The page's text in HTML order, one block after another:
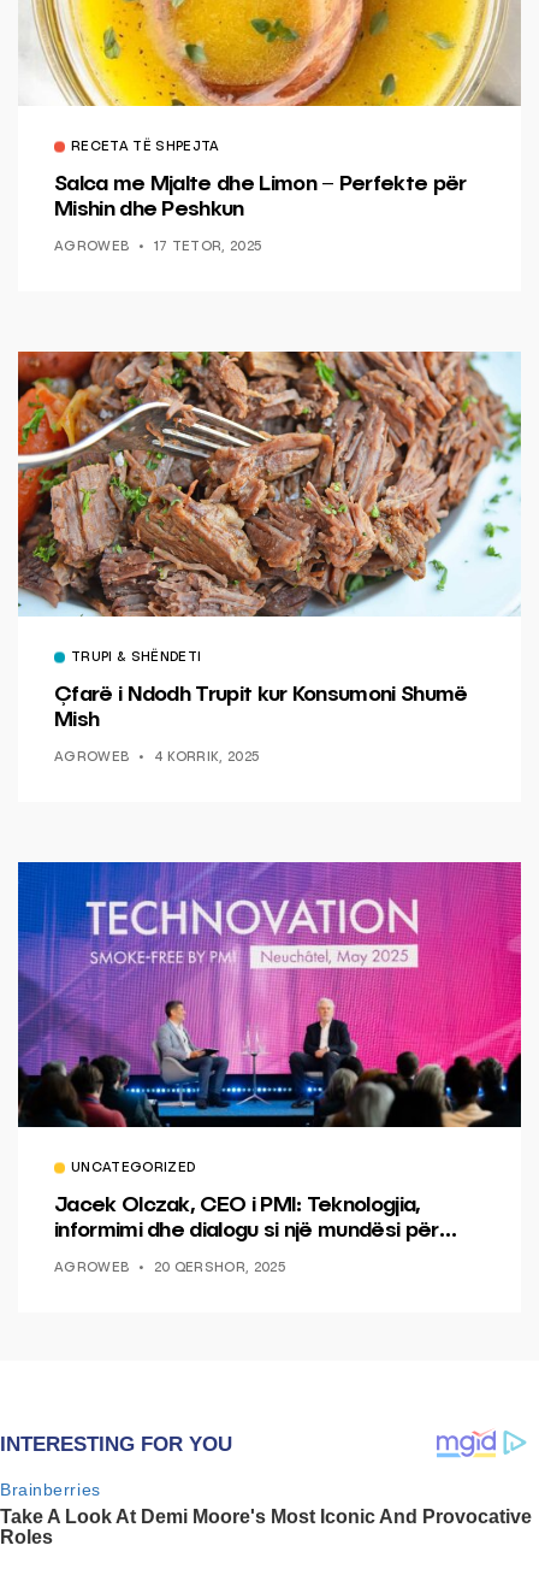
RECETA TË SHPEJTA
Salca me Mjalte dhe Limon – Perfekte për
Mishin dhe Peshkun
AGROWEB 17 TETOR, 2025
TRUPI & SHËNDETI
Çfarë i Ndodh Trupit kur Konsumoni Shumë
Mish
AGROWEB 4 KORRIK, 2025
UNCATEGORIZED
Jacek Olczak, CEO i PMI: Teknologjia,
informimi dhe dialogu si një mundësi për
AGROWEB 20 QERSHOR, 2025